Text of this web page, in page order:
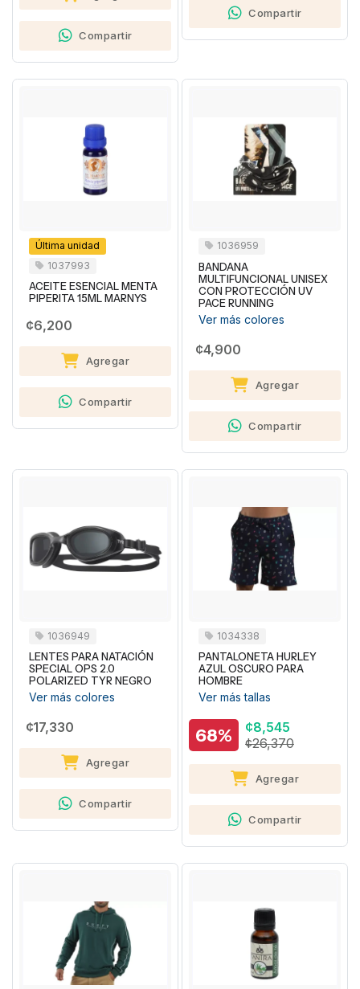
Compartir
Compartir
Última unidad
1037993
ACEITE ESENCIAL MENTA
PIPERITA 15ML MARNYS
¢6,200
Agregar
Compartir
1036959
BANDANA
MULTIFUNCIONAL UNISEX
CON PROTECCIÓN UV
PACE RUNNING
Ver más colores
¢4,900
Agregar
Compartir
1036949
LENTES PARA NATACIÓN
SPECIAL OPS 2.0
POLARIZED TYR NEGRO
Ver más colores
¢17,330
Agregar
Compartir
1034338
PANTALONETA HURLEY
AZUL OSCURO PARA
HOMBRE
Ver más tallas
68%
¢8,545
¢26,370
Agregar
Compartir